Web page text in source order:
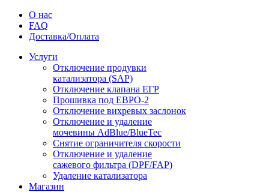
О нас
FAQ
Доставка/Оплата
Услуги
Отключение продувки
катализатора (SAP)
Отключение клапана ЕГР
Прошивка под ЕВРО-2
Отключение вихревых заслонок
Отключение и удаление
мочевины AdBlue/BlueTec
Снятие ограничителя скорости
Отключение и удаление
сажевого фильтра (DPF/FAP)
Удаление катализатора
Магазин